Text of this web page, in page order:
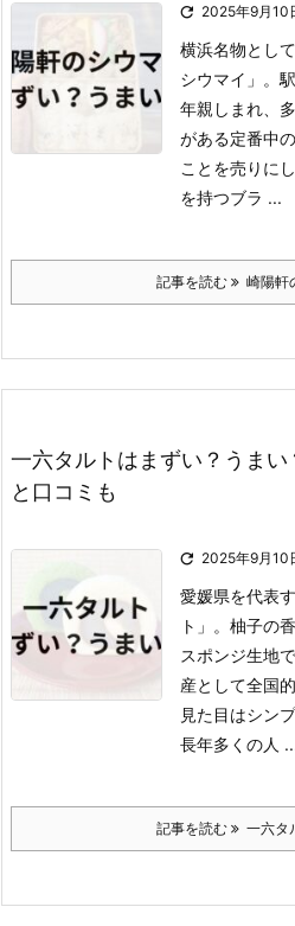
 2025年9月10
横浜名物とし
シウマイ」。
年親しまれ、
がある定番中
ことを売りに
を持つブラ ...
記事を読む 崎陽軒
一六タルトはまずい？うま
と口コミも
 2025年9月10
愛媛県を代表
ト」。 柚子の
スポンジ生地
産として全国
見た目はシン
長年多くの人
記事を読む 一六タ